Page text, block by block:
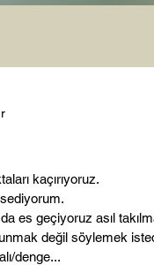
kaçırıyoruz.
es geçiyoruz asıl
değil söylemek
denge...